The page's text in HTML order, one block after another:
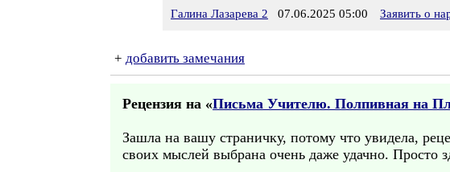
Галина Лазарева 2 07.06.2025 05:00 Заявить о
+ добавить замечания
Рецензия на «Письма Учителю. Полпивная на
Зашла на вашу страничку, потому что увидела,
своих мыслей выбрана очень даже удачно. Просто